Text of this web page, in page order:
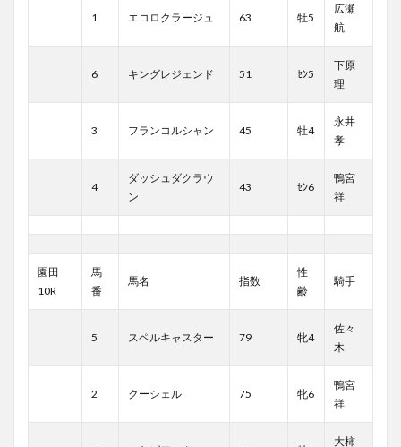
1 エコロクラージュ 63 牡5
広瀬
航
6 キングレジェンド 51 ｾﾝ5
下原
理
3 フランコルシャン 45 牡4
永井
孝
4
ダッシュダクラウ
ン
43 ｾﾝ6
鴨宮
祥
園田
10R
馬
番
馬名 指数
性
齢
騎手
5 スペルキャスター 79 牝4
佐々
木
2 クーシェル 75 牝6
鴨宮
祥
大柿